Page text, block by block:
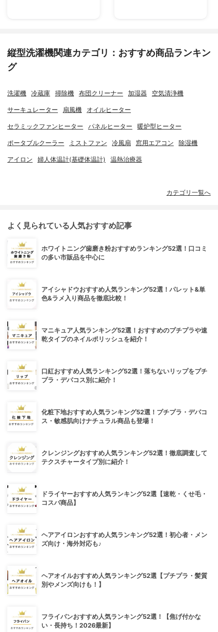
縦型洗濯機関連カテゴリ：おすすめ商品ランキン
グ
洗濯機 冷蔵庫 掃除機 布団クリーナー 加湿器 空気清浄機
サーキュレーター 扇風機 オイルヒーター
セラミックファンヒーター パネルヒーター 暖炉型ヒーター
ポータブルクーラー ミストファン 冷風扇 窓用エアコン 除湿機
アイロン 婦人体温計(基礎体温計) 温熱治療器
カテゴリ一覧へ
よく見られている人気おすすめ記事
ホワイトニング歯磨き粉おすすめランキング52選！口コミ
の多い市販品を中心に
アイシャドウおすすめ人気ランキング52選！パレット&単
色&ラメ入り商品を徹底比較！
マニキュア人気ランキング52選！おすすめのプチプラや速
乾タイプのネイルポリッシュを紹介！
口紅おすすめ人気ランキング52選！落ちないリップをプチ
プラ・デパコス別に紹介！
化粧下地おすすめ人気ランキング52選！プチプラ・デパコ
ス・敏感肌向けナチュラル商品も登場！
クレンジングおすすめ人気ランキング52選！徹底調査して
テクスチャータイプ別に紹介！
ドライヤーおすすめ人気ランキング52選【速乾・くせ毛・
コスパ商品】
ヘアアイロンおすすめ人気ランキング52選！初心者・メン
ズ向け・海外対応も♪
ヘアオイルおすすめ人気ランキング52選【プチプラ・髪質
別やメンズ向けも！】
フライパンおすすめ人気ランキング52選！【焦げ付かな
い・長持ち！2026最新】